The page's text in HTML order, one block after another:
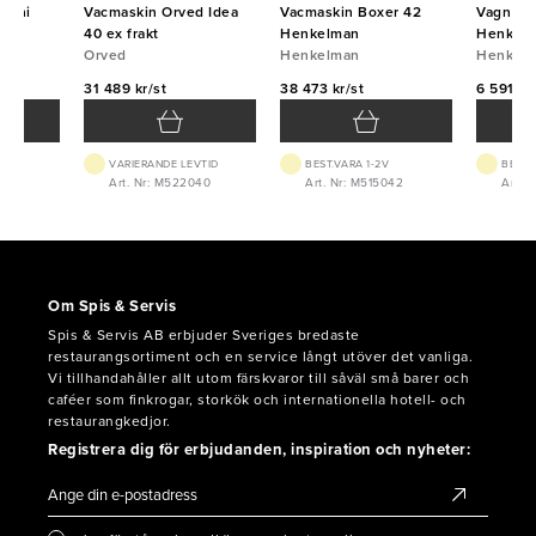
Vacmaskin Orved Idea
40 ex frakt
Orved
31 489 kr/st
VARIERANDE LEVTID
Art. Nr: M522040
Vacmaskin Boxer 42
Henkelman
Henkelman
38 473 kr/st
BEST.VARA 1-2V
Art. Nr: M515042
Vagn till
6 591
Art.
Om Spis & Servis
Spis & Servis AB erbjuder Sveriges bredaste
restaurangsortiment och en service långt utöver det vanliga.
Vi tillhandahåller allt utom färskvaror till såväl små barer och
caféer som finkrogar, storkök och internationella hotell- och
restaurangkedjor.
Registrera dig för erbjudanden, inspiration och nyheter: